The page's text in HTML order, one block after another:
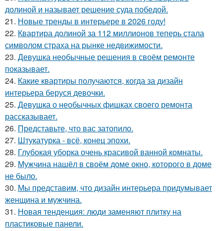
долиной и называет решение суда победой.
21. Новые тренды в интерьере в 2026 году!
22. Квартира долиной за 112 миллионов теперь стала
символом страха на рынке недвижимости.
23. Девушка необычные решения в своём ремонте
показывает.
24. Какие квартиры получаются, когда за дизайн
интерьера беруся девочки.
25. Девушка о необычных фишках своего ремонта
рассказывает.
26. Представьте, что вас затопило.
27. Штукатурка - всё, конец эпохи.
28. Глубокая уборка очень красивой ванной комнаты.
29. Мужчина нашёл в своём доме окно, которого в доме
не было.
30. Мы представим, что дизайн интерьера придумывает
женщина и мужчина.
31. Новая тенденция: люди заменяют плитку на
пластиковые панели.